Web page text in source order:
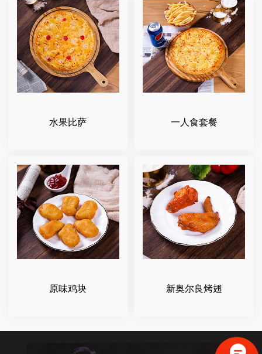
水果比萨 一人食套餐
原味鸡块 新奥尔良烤翅